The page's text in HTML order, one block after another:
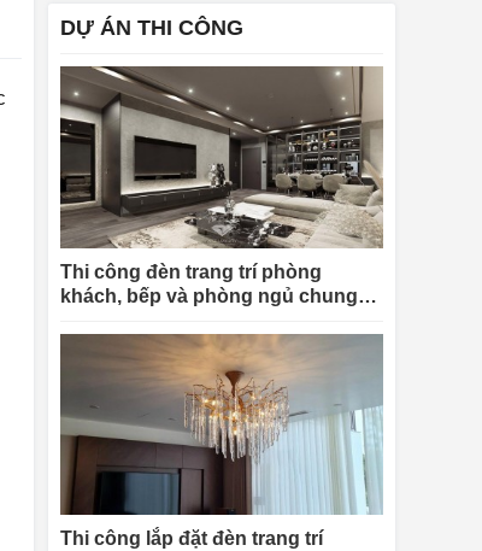
DỰ ÁN THI CÔNG
Thi công đèn trang trí phòng
khách, bếp và phòng ngủ chung
Thi công lắp đặt đèn trang trí